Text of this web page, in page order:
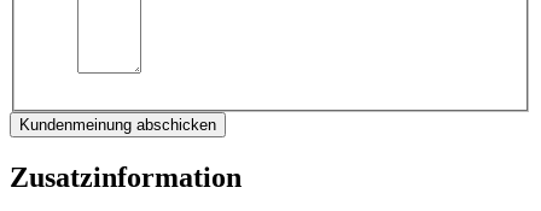
Kundenmeinung abschicken
Zusatzinformation